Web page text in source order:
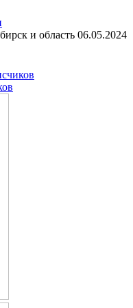
и область 06.05.2024